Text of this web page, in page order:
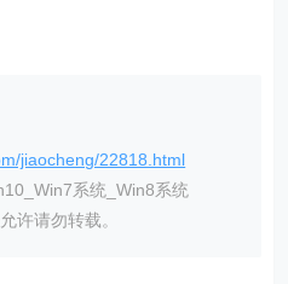
jiaocheng/22818.html
系统_Win8系统
许请勿转载。